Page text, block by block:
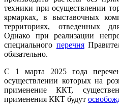
техники при осуществлении
ярмарках, в выставочных
территориях, отведенных
Однако при реализации
специального перечня
обязательно.
С 1 марта 2025 года
осуществлении которых на
применение ККТ,
применения ККТ будут